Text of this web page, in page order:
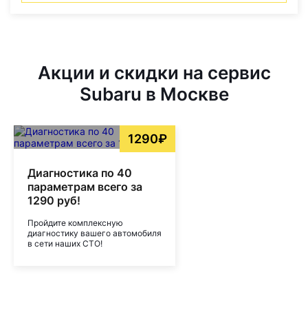
Акции и скидки на сервис
Subaru в Москве
1290₽
Диагностика по 40
параметрам всего за
1290 руб!
Пройдите комплексную
диагностику вашего автомобиля
в сети наших СТО!